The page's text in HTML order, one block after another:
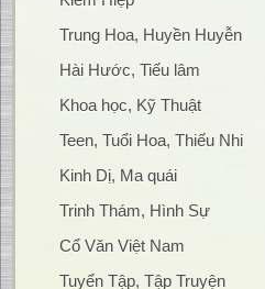
Trung Hoa, Huyền Huyễn
Hài Hước, Tiếu lâm
Khoa học, Kỹ Thuật
Teen, Tuổi Hoa, Thiếu Nhi
Kinh Dị, Ma quái
Trinh Thám, Hình Sự
Cổ Văn Việt Nam
Tuyển Tập, Tập Truyện